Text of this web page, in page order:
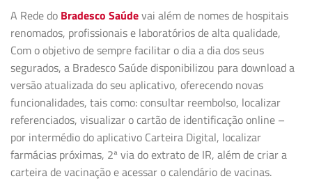
A Rede do Bradesco Saúdevai além de nomes de hospitais
renomados, profissionais e laboratórios de alta qualidade,
Com o objetivo de sempre facilitar o dia a dia dos seus
segurados, a Bradesco Saúde disponibilizou para download a
versão atualizada do seu aplicativo, oferecendo novas
funcionalidades, tais como: consultar reembolso, localizar
referenciados, visualizar o cartão de identificação online –
por intermédio do aplicativo Carteira Digital, localizar
farmácias próximas, 2ª via do extrato de IR, além de criar a
carteira de vacinação e acessar o calendário de vacinas.